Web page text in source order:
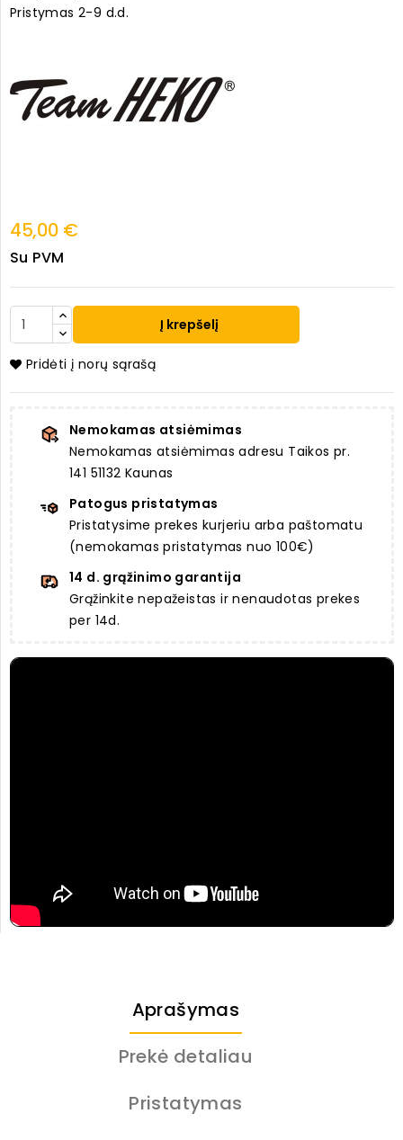
Pristymas 2-9 d.d.
45,00 €
Su PVM
Į krepšelį
Pridėti į norų sąrašą
Nemokamas atsiėmimas
Nemokamas atsiėmimas adresu Taikos pr.
141 51132 Kaunas
Patogus pristatymas
Pristatysime prekes kurjeriu arba paštomatu
(nemokamas pristatymas nuo 100€)
14 d. grąžinimo garantija
Grąžinkite nepažeistas ir nenaudotas prekes
per 14d.
Aprašymas
Prekė detaliau
Pristatymas